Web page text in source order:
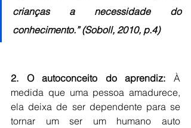
crianças a necessidade do
conhecimento.” (Soboll, 2010, p.4)
2. O autoconceito do aprendiz: À
medida que uma pessoa amadurece,
ela deixa de ser dependente para se
tornar um ser um humano auto